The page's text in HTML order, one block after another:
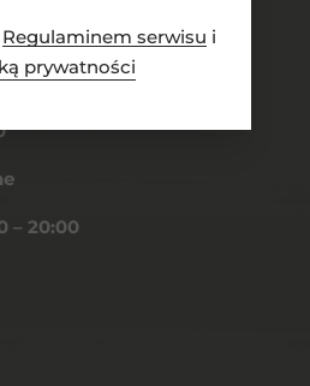
Regulaminem serwisu i
prywatności
– 20:00